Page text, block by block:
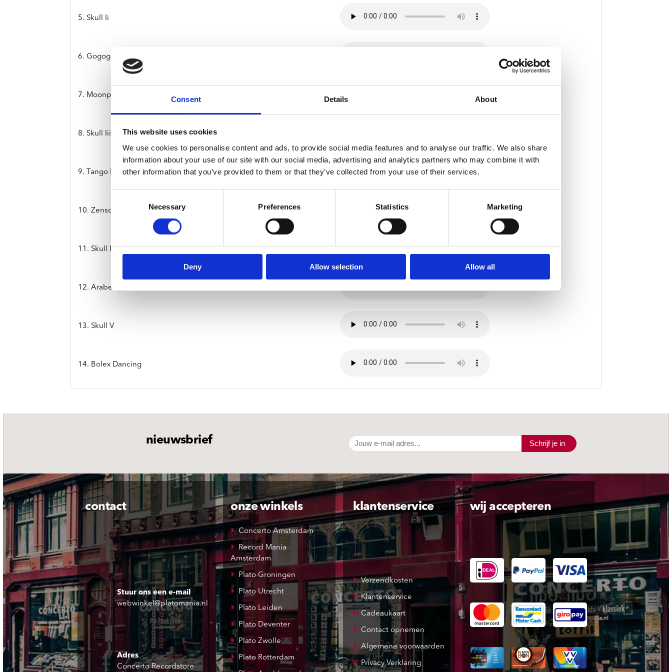
Consent Details About
This website uses cookies
We use cookies to personalise content and ads, to provide social media features and to analyse our traffic. We also share
information about your use of our site with our social media, advertising and analytics partners who may combine it with
other information that you’ve provided to them or that they’ve collected from your use of their services.
Necessary Preferences Statistics Marketing
Deny Allow selection Allow all
5. Skull Ii
6. Gogogo
7. Moonplay
8. Skull Iii
9. Tango Exotique
10. Zenscapes
11. Skull Iv
12. Arabesque
13. Skull V
14. Bolex Dancing
nieuwsbrief Schrijf je in
contact
Stuur ons een e-mail
webwinkel@platomania.nl
Adres
Concerto Recordstore
onze winkels
Concerto Amsterdam
Record Mania
Amsterdam
Plato Groningen
Plato Utrecht
Plato Leiden
Plato Deventer
Plato Zwolle
Plato Rotterdam
klantenservice
Verzendkosten
Klantenservice
Cadeaukaart
Contact opnemen
Algemene voorwaarden
Privacy Verklaring
wij accepteren